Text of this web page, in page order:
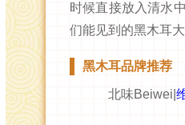
时候直接放入清水
们能见到的黑木耳
黑木耳品牌推荐
北味Beiwei|